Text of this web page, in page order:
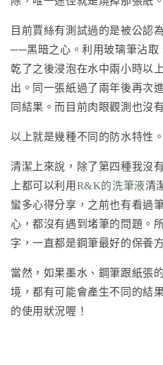
目前賈絲有測試過的是被公認
──黑暗之心。利用玻璃筆沾取
乾了之後浸泡在水中兩小時以
出。同一張紙過了兩年後再次
同結果。而目前肉眼觀測也沒
以上就是幾種不同的防水特性。
清潔上來說，除了第四種我沒
上都可以利用R&K的洗筆液清
蠻多心得分享，之前也有看過
心，都沒有遇到堵筆的問題。
字，一直都是鋼筆最好的保養方
當然，如果墨水、鋼筆跟紙張
境，都有可能會產生不同的結
的使用狀況喔！